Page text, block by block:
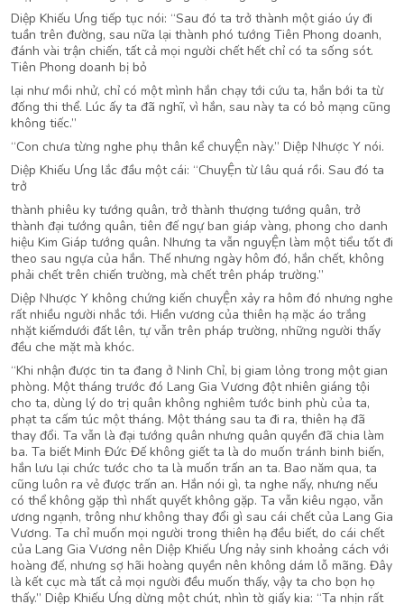
Diệp Khiếu Ưng tiếp tục nói: “Sau đó ta trở thành một giáo úy đi
tuần trên đường, sau nữa lại thành phó tướng Tiên Phong doanh,
đánh vài trận chiến, tất cả mọi người chết hết chỉ có ta sống sót.
Tiên Phong doanh bị bỏ
lại như mồi nhử, chỉ có một mình hắn chạy tới cứu ta, hắn bới ta từ
đống thi thể. Lúc ấy ta đã nghĩ, vì hắn, sau này ta có bỏ mạng cũng
không tiếc.”
“Con chưa từng nghe phụ thân kể chuyỆn này.” Diệp Nhược Y nói.
Diệp Khiếu Ưng lắc đầu một cái: “ChuyỆn từ lâu quá rồi. Sau đó ta
trở
thành phiêu ky tướng quân, trở thành thượng tướng quân, trở
thành đại tướng quân, tiên đế ngự ban giáp vàng, phong cho danh
hiệu Kim Giáp tướng quân. Nhưng ta vẫn nguyỆn làm một tiểu tốt đi
theo sau ngựa của hắn. Thế nhưng ngày hôm đó, hắn chết, không
phải chết trên chiến trường, mà chết trên pháp trường.”
Diệp Nhược Y không chứng kiến chuyỆn xảy ra hôm đó nhưng nghe
rất nhiều người nhắc tới. Hiền vương của thiên hạ mặc áo trắng
nhặt kiếmdưới đất lên, tự vẫn trên pháp trường, những người thấy
đều che mặt mà khóc.
“Khi nhận được tin ta đang ở Ninh Chỉ, bị giam lỏng trong một gian
phòng. Một tháng trước đó Lang Gia Vương đột nhiên giáng tội
cho ta, dùng lý do trị quân không nghiêm tước binh phù của ta,
phạt ta cấm túc một tháng. Một tháng sau ta đi ra, thiên hạ đã
thay đổi. Ta vẫn là đại tướng quân nhưng quân quyền đã chia làm
ba. Ta biết Minh Đức Đế không giết ta là do muốn tránh binh biến,
hắn lưu lại chức tước cho ta là muốn trấn an ta. Bao năm qua, ta
cũng luôn ra vẻ được trấn an. Hắn nói gì, ta nghe nấy, nhưng nếu
có thể không gặp thì nhất quyết không gặp. Ta vẫn kiêu ngạo, vẫn
ương ngạnh, trông như không thay đổi gì sau cái chết của Lang Gia
Vương. Ta chỉ muốn mọi người trong thiên hạ đều biết, do cái chết
của Lang Gia Vương nên Diệp Khiếu Ưng nảy sinh khoảng cách với
hoàng đế, nhưng sợ hãi hoàng quyền nên không dám lỗ mãng. Đây
là kết cục mà tất cả mọi người đều muốn thấy, vậy ta cho bọn họ
thấy.” Diệp Khiếu Ưng dừng một chút, nhìn tờ giấy kia: “Ta nhịn rất